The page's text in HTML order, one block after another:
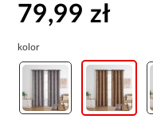
79,99 zł
kolor